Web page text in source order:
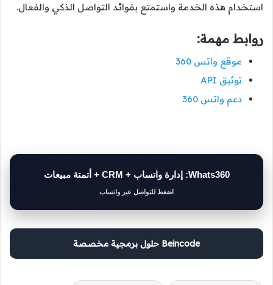
استخدام هذه الخدمة واستمتع بفوائد التواصل الذكي والفعال.
روابط مهمة:
موقع واتس 360
توثيق API
دعم واتس 360
Whats360: إدارة واتساب + CRM + أتمتة مبيعات
اضغط للتواصل عبر واتساب
Beincode حلول برمجية مخصصة